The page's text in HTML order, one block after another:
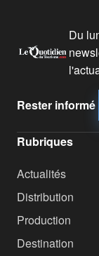
Du
Rester informé
Rubriques
Actualités
Distribution
Production
Destination